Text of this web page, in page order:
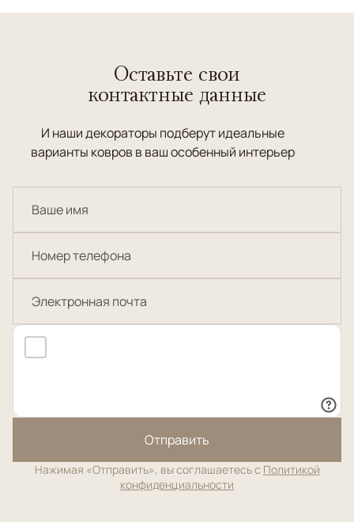
Оставьте свои
контактные данные
И наши декораторы подберут идеальные
варианты ковров в ваш особенный интерьер
Отправить
Нажимая «Отправить», вы соглашаетесь с Политикой
конфиденциальности